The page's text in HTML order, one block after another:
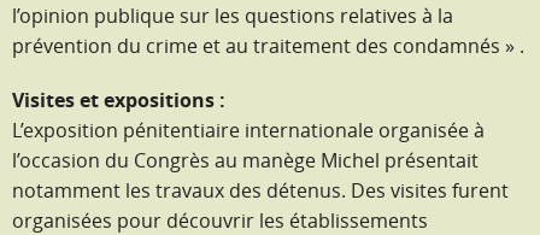
l’opinion publique sur les questions relatives à la
prévention du crime et au traitement des condamnés » .
Visites et expositions :
L’exposition pénitentiaire internationale organisée à
l’occasion du Congrès au manège Michel présentait
notamment les travaux des détenus. Des visites furent
organisées pour découvrir les établissements